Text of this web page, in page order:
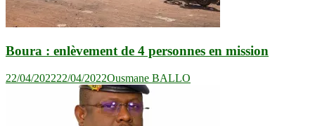
Boura : enlèvement de 4 personnes en mission
22/04/202222/04/2022Ousmane BALLO